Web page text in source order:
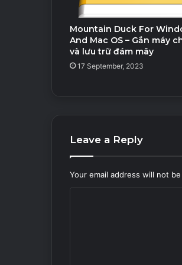
Mountain Duck For
And Mac OS – Gắn máy
và lưu trữ đám mây
17 September, 2023
Leave a Reply
Your email address will not